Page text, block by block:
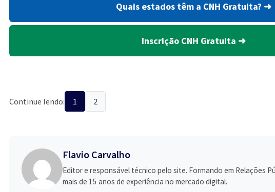
Quais estados têm a CNH Gratuita? ➜
Inscrição CNH Gratuita ➜
Continue lendo: 1 2
Flavio Carvalho
Editor e responsável técnico pelo site. Formando em Relações
mais de 15 anos de experiência no mercado digital.